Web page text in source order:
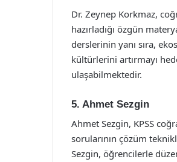
Dr. Zeynep Korkmaz,
hazırladığı özgün
derslerinin yanı sıra,
kültürlerini artırmayı
ulaşabilmektedir.
5. Ahmet Sezgin
Ahmet Sezgin, KPSS
sorularının çözüm
Sezgin, öğrencilerle